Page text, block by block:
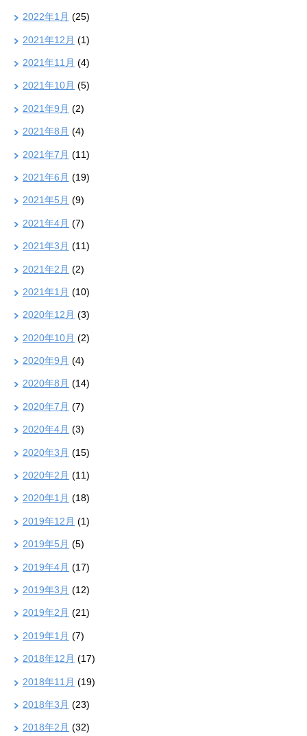
2022年1月 (25)
2021年12月 (1)
2021年11月 (4)
2021年10月 (5)
2021年9月 (2)
2021年8月 (4)
2021年7月 (11)
2021年6月 (19)
2021年5月 (9)
2021年4月 (7)
2021年3月 (11)
2021年2月 (2)
2021年1月 (10)
2020年12月 (3)
2020年10月 (2)
2020年9月 (4)
2020年8月 (14)
2020年7月 (7)
2020年4月 (3)
2020年3月 (15)
2020年2月 (11)
2020年1月 (18)
2019年12月 (1)
2019年5月 (5)
2019年4月 (17)
2019年3月 (12)
2019年2月 (21)
2019年1月 (7)
2018年12月 (17)
2018年11月 (19)
2018年3月 (23)
2018年2月 (32)